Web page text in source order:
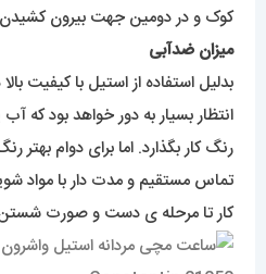
کوک و در دومین جهت بیرون کشیدن؛
میزان ضدآبی
بدلیل استفاده از استیل با کیفیت
انتظار بسیار به دور خواهد بود که
رنگ کار بگذارد. اما برای دوام بهتر
تماس مستقیم و مدت دار با مواد
کار تا مرحله ی دست و صورت